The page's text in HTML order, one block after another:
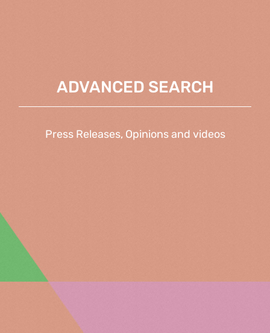
ADVANCED SEARCH
Press Releases, Opinions and videos